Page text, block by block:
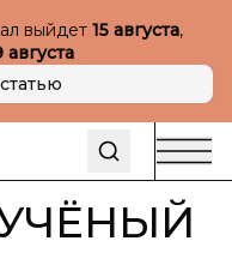
выйдет 15 августа,
августа